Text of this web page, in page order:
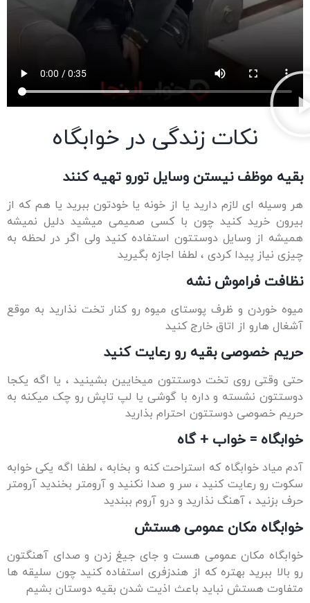
زندگی در خوابگاه
وسایل تورو تهیه کنند
یا از خونه یا خودتون ببرید یا هم که از
چون با کسی صمیمی میشید دلیل نمیشه
استفاده کنید ولی اگر در لحظه به
، لطفا اجازه بگیرید
نشه
پوستای میوه رو کنار تخت نذارید به موقع
خارج کنید
رو رعایت کنید
دوستتون میخایین بشینید ، یا اگه یکجا
داره با گوشی یا لپ تاپش رو چک میکنه به
احترام بذارید
+ گاه
استراحت کنه و بخابه ، لطفا اگه یکی خوابه
، سر و صدا نکنید و آرومتر بخندید آرومتر
و درو آروم ببندید
عمومی هستش
هست و جای جیغ زدن و صدای آهنگتون
که از هندزفری استفاده کنید چون سلیقه ها
باعث اذیت شدن بقیه دوستان بشیم